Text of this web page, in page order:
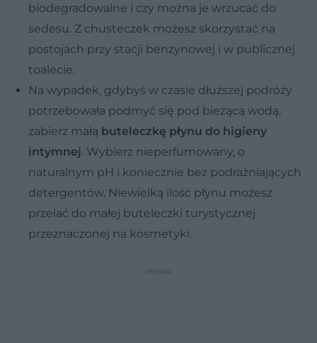
biodegradowalne i czy można je wrzucać do
sedesu. Z chusteczek możesz skorzystać na
postojach przy stacji benzynowej i w publicznej
toalecie.
Na wypadek, gdybyś w czasie dłuższej podróży
potrzebowała podmyć się pod bieżącą wodą,
zabierz małą buteleczkę płynu do higieny
intymnej. Wybierz nieperfumowany, o
naturalnym pH i koniecznie bez podrażniających
detergentów. Niewielką ilość płynu możesz
przelać do małej buteleczki turystycznej
przeznaczonej na kosmetyki.